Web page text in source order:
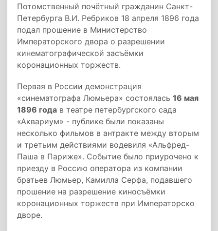
Потомственный почётный гражданин Санкт-
Петербурга В.И. Ребриков 18 апреля 1896 года
подал прошение в Министерство
Императорского двора о разрешении
кинематографической засъёмки
коронационных торжеств.
Первая в России демонстрация
«синематографа Люмьера» состоялась 16 мая
1896 года в театре петербургского сада
«Аквариум» - публике были показаны
несколько фильмов в антракте между вторым
и третьим действиями водевиля «Альфред-
Паша в Париже». Событие было приурочено к
приезду в Россию оператора из компании
братьев Люмьер, Камилла Серфа, подавшего
прошение на разрешение киносъёмки
коронационных торжеств при Императорско
дворе.